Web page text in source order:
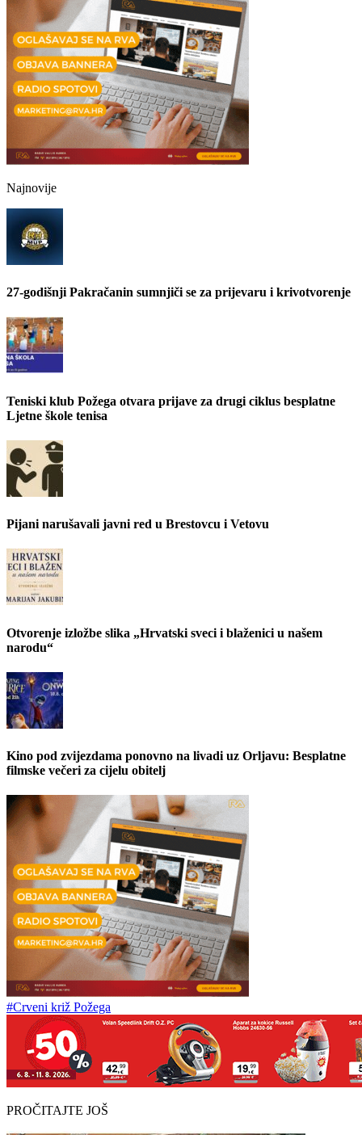
Najnovije
27-godišnji Pakračanin sumnjiči se za prijevaru i krivotvorenje
Teniski klub Požega otvara prijave za drugi ciklus besplatne
Ljetne škole tenisa
Pijani narušavali javni red u Brestovcu i Vetovu
Otvorenje izložbe slika „Hrvatski sveci i blaženici u našem
narodu“
Kino pod zvijezdama ponovno na livadi uz Orljavu: Besplatne
filmske večeri za cijelu obitelj
#Crveni križ Požega
PROČITAJTE JOŠ